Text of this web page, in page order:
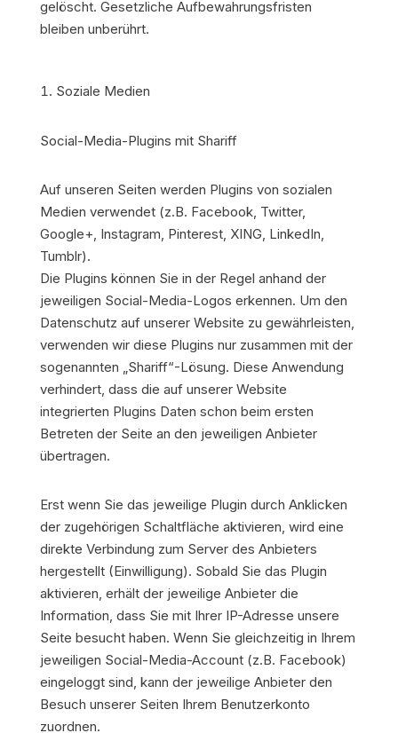
gelöscht. Gesetzliche Aufbewahrungsfristen
bleiben unberührt.
Soziale Medien
Social-Media-Plugins mit Shariff
Auf unseren Seiten werden Plugins von sozialen
Medien verwendet (z.B. Facebook, Twitter,
Google+, Instagram, Pinterest, XING, LinkedIn,
Tumblr).
Die Plugins können Sie in der Regel anhand der
jeweiligen Social-Media-Logos erkennen. Um den
Datenschutz auf unserer Website zu gewährleisten,
verwenden wir diese Plugins nur zusammen mit der
sogenannten „Shariff“-Lösung. Diese Anwendung
verhindert, dass die auf unserer Website
integrierten Plugins Daten schon beim ersten
Betreten der Seite an den jeweiligen Anbieter
übertragen.
Erst wenn Sie das jeweilige Plugin durch Anklicken
der zugehörigen Schaltfläche aktivieren, wird eine
direkte Verbindung zum Server des Anbieters
hergestellt (Einwilligung). Sobald Sie das Plugin
aktivieren, erhält der jeweilige Anbieter die
Information, dass Sie mit Ihrer IP-Adresse unsere
Seite besucht haben. Wenn Sie gleichzeitig in Ihrem
jeweiligen Social-Media-Account (z.B. Facebook)
eingeloggt sind, kann der jeweilige Anbieter den
Besuch unserer Seiten Ihrem Benutzerkonto
zuordnen.